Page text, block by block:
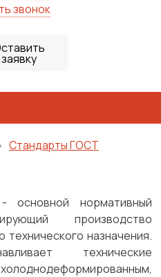
звонок
заявку
Стандарты ГОСТ
основной нормативный
производство
технического назначения.
технические